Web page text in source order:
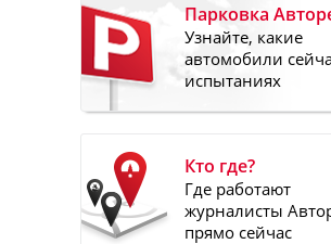
Парковка
Узнайте, какие
автомобили
испытаниях
Кто где?
Где работают
журналисты
прямо сейчас